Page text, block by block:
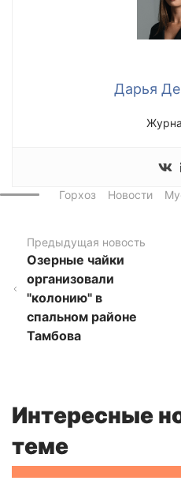
Дарья
Горхоз Новости
Предыдущая новость
Озерные чайки
организовали
"колонию" в
спальном районе
Тамбова
Интересные
теме